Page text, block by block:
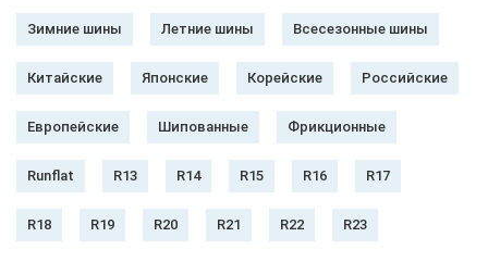
Зимние шины Летние шины Всесезонные шины
Китайские Японские Корейские Российские
Европейские Шипованные Фрикционные
Runflat R13 R14 R15 R16 R17
R18 R19 R20 R21 R22 R23